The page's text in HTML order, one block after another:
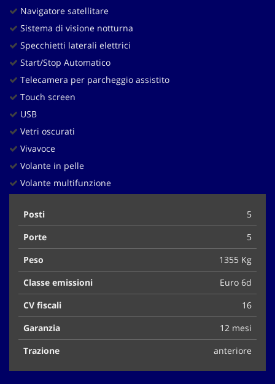
Navigatore satellitare
Sistema di visione notturna
Specchietti laterali elettrici
Start/Stop Automatico
Telecamera per parcheggio assistito
Touch screen
USB
Vetri oscurati
Vivavoce
Volante in pelle
Volante multifunzione
Posti
5
Porte
5
Peso
1355 Kg
Classe emissioni
Euro 6d
CV fiscali
16
Garanzia
12 mesi
Trazione
anteriore